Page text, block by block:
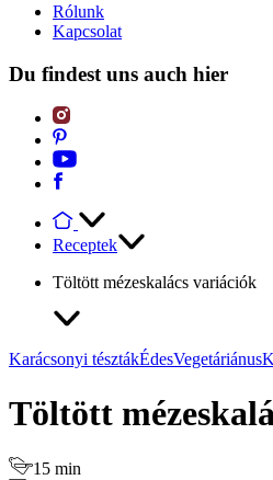
Rólunk
Kapcsolat
Du findest uns auch hier
Receptek
Töltött mézeskalács variációk
Karácsonyi tésztákÉdesVegetáriánus
Töltött
15 min